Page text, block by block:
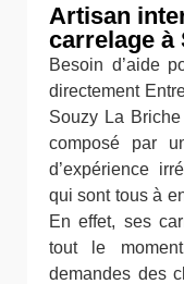
Artisan
carrelage à
Besoin d’aide
directement
Souzy La
composé par
d’expérience
qui sont tous à
En effet, ses
tout le
demandes des